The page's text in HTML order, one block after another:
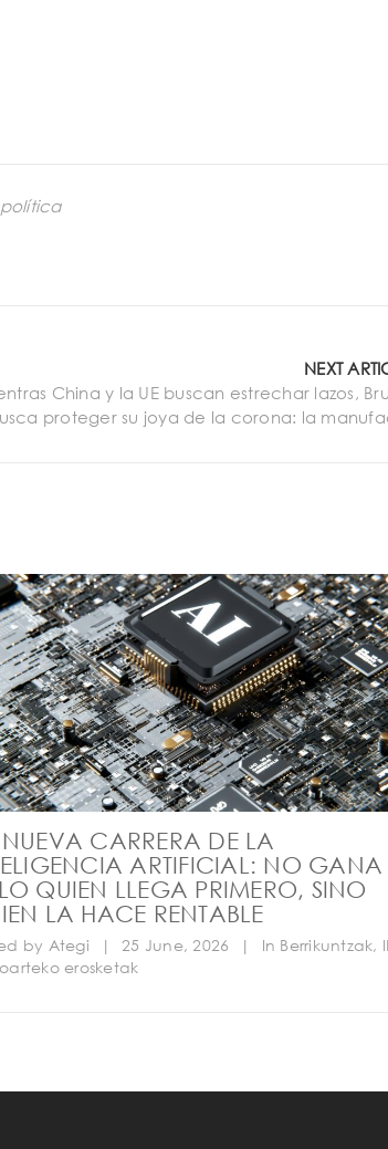
NEXT
China y la UE buscan estrechar lazos,
proteger su joya de la corona: la
CARRERA DE LA
ARTIFICIAL: NO GANA
QUIEN LLEGA PRIMERO, SINO
LA HACE RENTABLE
by Ategi | 25 June, 2026 | In Berrikuntzak,
erosketak